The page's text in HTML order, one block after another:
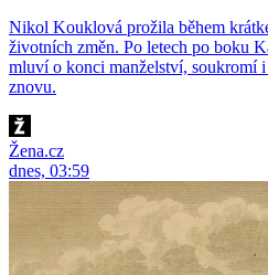
Nikol Kouklová prožila během
životních změn. Po letech po boku
mluví o konci manželství, soukromí
znovu.
Žena.cz
dnes, 03:59